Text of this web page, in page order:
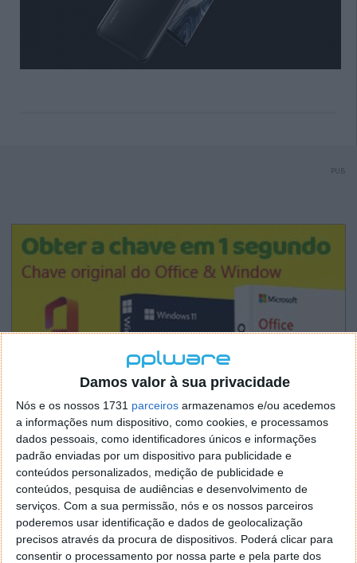
Damos valor à sua privacidade
Nós e os nossos 1731 parceiros armazenamos e/ou acedemos
a informações num dispositivo, como cookies, e processamos
dados pessoais, como identificadores únicos e informações
padrão enviadas por um dispositivo para publicidade e
conteúdos personalizados, medição de publicidade e
conteúdos, pesquisa de audiências e desenvolvimento de
serviços. Com a sua permissão, nós e os nossos parceiros
poderemos usar identificação e dados de geolocalização
precisos através da procura de dispositivos. Poderá clicar para
consentir o processamento por nossa parte e pela parte dos
PUB